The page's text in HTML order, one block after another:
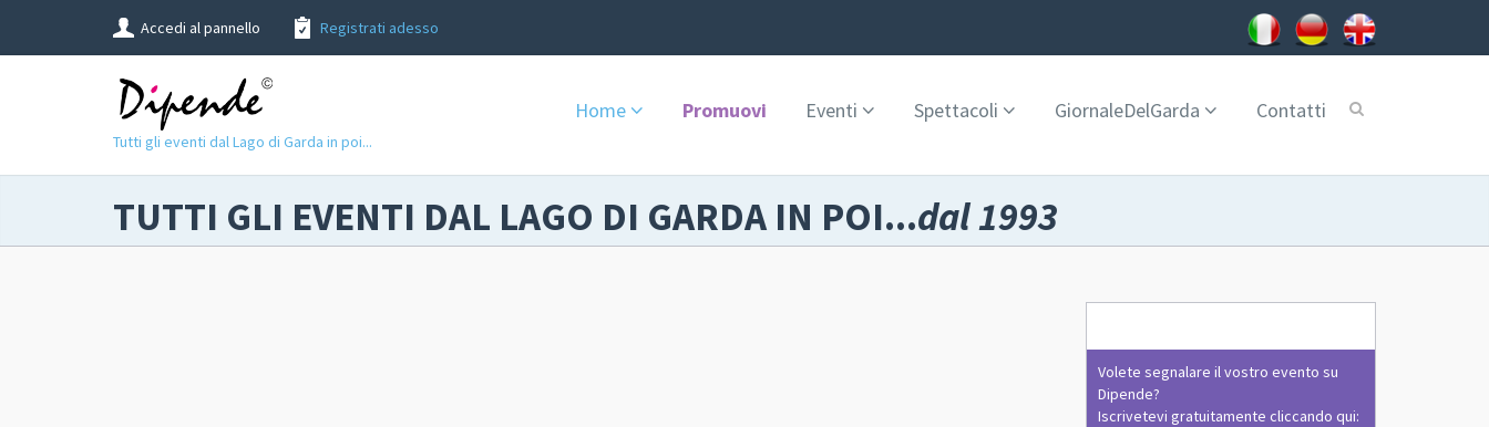
Accedi al pannello Registrati adesso
Tutti gli eventi dal Lago di Garda in poi...
Home Promuovi Eventi Spettacoli GiornaleDelGarda Contatti
TUTTI GLI EVENTI DAL LAGO DI GARDA IN POI...dal 1993
Volete segnalare il vostro evento su
Dipende?
Iscrivetevi gratuitamente cliccando qui: